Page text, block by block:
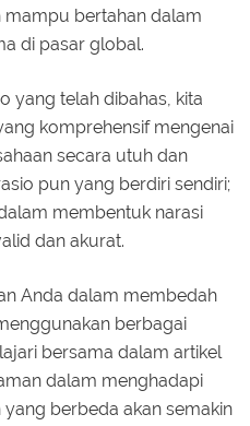
bertahan dalam
di pasar global.
yang telah dibahas, kita
komprehensif mengenai
secara utuh dan
pun yang berdiri sendiri;
membentuk narasi
dan akurat.
Anda dalam membedah
berbagai
bersama dalam artikel
dalam menghadapi
berbeda akan semakin